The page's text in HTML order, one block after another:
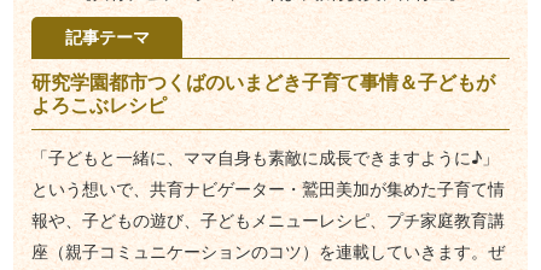
記事テーマ
研究学園都市つくばのいまどき子育て事情＆子どもが
よろこぶレシピ
「子どもと一緒に、ママ自身も素敵に成長できますように♪」
という想いで、共育ナビゲーター・鷲田美加が集めた子育て情
報や、子どもの遊び、子どもメニューレシピ、プチ家庭教育講
座（親子コミュニケーションのコツ）を連載していきます。ぜ